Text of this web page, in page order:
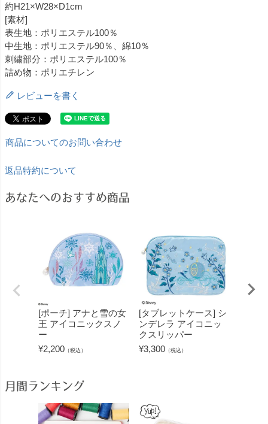
約H21×W28×D1cm
[素材]
表生地：ポリエステル100％
中生地：ポリエステル90％、綿10％
刺繍部分：ポリエステル100％
詰め物：ポリエチレン
レビューを書く
商品についてのお問い合わせ
返品特約について
あなたへのおすすめ商品
[ポーチ] アナと雪の女
王 アイコニックスノ
ー
¥2,200 （税込）
[タブレットケース] シ
ンデレラ アイコニッ
クスリッパー
¥3,300 （税込）
月間ランキング